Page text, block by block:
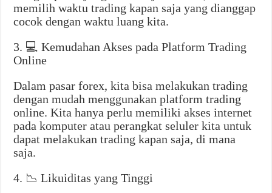
memilih waktu trading kapan saja yang dianggap
cocok dengan waktu luang kita.
3. 💻 Kemudahan Akses pada Platform Trading
Online
Dalam pasar forex, kita bisa melakukan trading
dengan mudah menggunakan platform trading
online. Kita hanya perlu memiliki akses internet
pada komputer atau perangkat seluler kita untuk
dapat melakukan trading kapan saja, di mana
saja.
4. 📉 Likuiditas yang Tinggi